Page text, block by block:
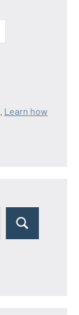
Learn how
B